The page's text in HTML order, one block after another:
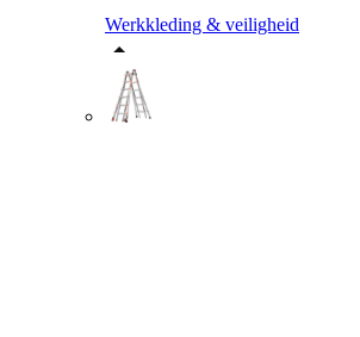
Werkkleding & veiligheid